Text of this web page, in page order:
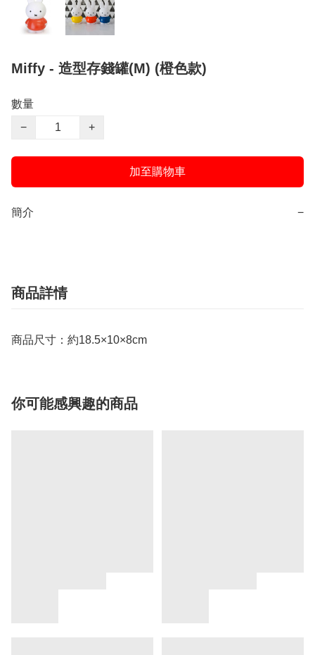
Miffy - 造型存錢罐(M) (橙色款)
數量
−
+
加至購物車
簡介 −
商品詳情
商品尺寸：約18.5×10×8cm
你可能感興趣的商品